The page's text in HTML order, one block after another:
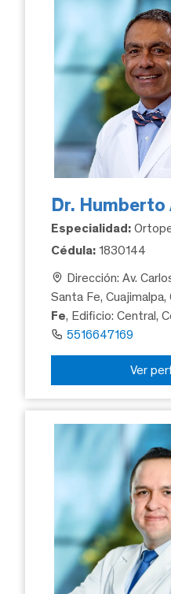
Dr. Humberto
Especialidad:
Cédula: 1830144
Dirección: Av.
Santa Fe,
Fe, Edificio: Central,
5516647169
Ver